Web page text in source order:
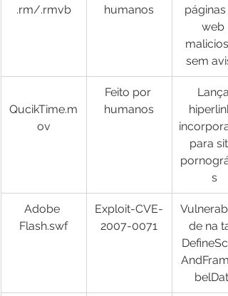
.rm/.rmvb
humanos
páginas
web
sem
QucikTime.m
ov
Feito por
humanos
Lança
para
s
​Adobe
Flash.swf
Exploit-CVE-
2007-0071
de na
belData